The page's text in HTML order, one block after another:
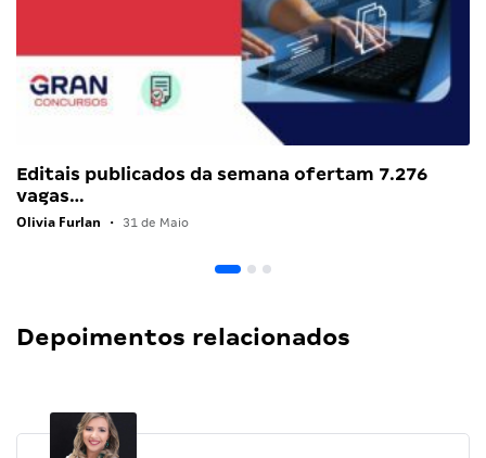
Editais publicados da semana ofertam 7.276
vagas…
Olivia Furlan • 31 de Maio
Depoimentos relacionados